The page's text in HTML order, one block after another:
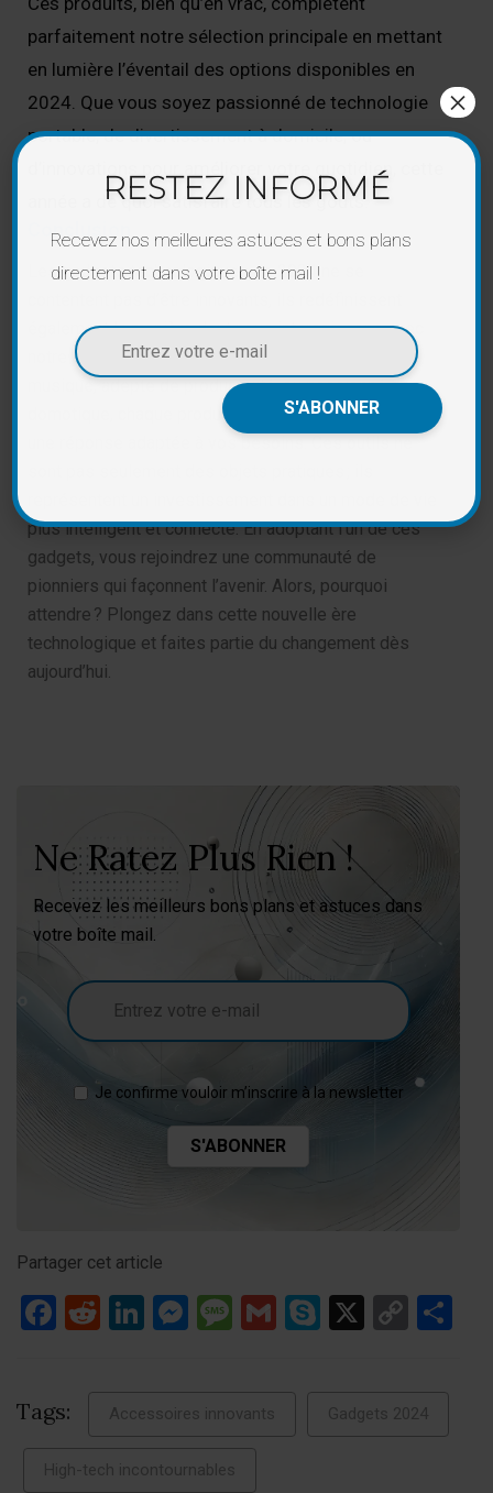
parfaitement notre sélection principale en mettant
en lumière l’éventail des options disponibles en
2024. Que vous soyez passionné de technologie
portable, de divertissement à domicile, ou
d’innovations pour améliorer votre quotidien, cette
année a de quoi satisfaire tous les goûts.
Conclusion
Les gadgets technologiques de 2024 ne se
également la manière dont nous interagissons avec
notre environnement. Que vous soyez amateur de
musique, adepte de productivité, ou passionné de
domotique, chaque produit de cette sélection offre
plus intelligent et connecté. En adoptant l’un de ces
gadgets, vous rejoindrez une communauté de
pionniers qui façonnent l’avenir. Alors, pourquoi
attendre ? Plongez dans cette nouvelle ère
technologique et faites partie du changement dès
aujourd’hui.
Ne Ratez Plus Rien !
Recevez les meilleurs bons plans et astuces dans
votre boîte mail.
Je confirme vouloir m’inscrire à la newsletter
Partager cet article
Facebook
RedditLinkedIn
Messenger
Message
GmailSkype
X
Copy
Tags: Accessoires innovants Gadgets 2024
High-tech incontournables
RESTEZ INFORMÉ
Recevez nos meilleures astuces et bons plans
directement dans votre boîte mail !
×